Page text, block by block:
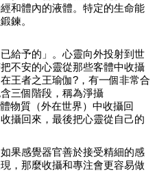
和體內的液體。特定的生命能
鍊。
給予的」。心靈向外投射到世
不安的心靈從那些客體中收攝
王者之王瑜伽?，有一個非常合
三個階段，稱為淨攝
物質（外在世界）中收攝回
攝回來，最後把心靈從自己的
果感覺器官善於接受精細的感
，那麼收攝和專注會更容易做